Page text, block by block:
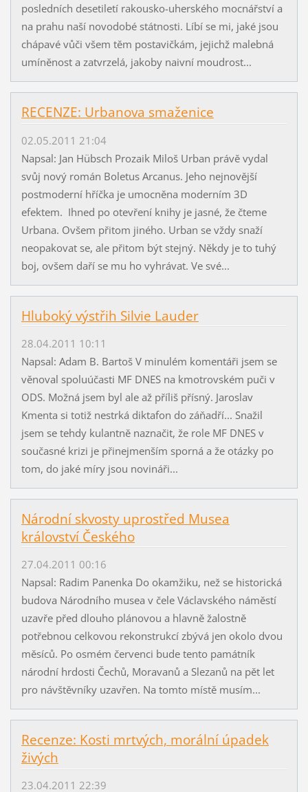
posledních desetiletí rakousko-uherského mocnářství a
na prahu naší novodobé státnosti. Líbí se mi, jaké jsou
chápavé vůči všem těm postavičkám, jejichž malebná
umíněnost a zatvrzelá, jakoby naivní moudrost...
RECENZE: Urbanova smaženice
02.05.2011 21:04
Napsal: Jan Hübsch Prozaik Miloš Urban právě vydal
svůj nový román Boletus Arcanus. Jeho nejnovější
postmoderní hříčka je umocněna moderním 3D
efektem. Ihned po otevření knihy je jasné, že čteme
Urbana. Ovšem přitom jiného. Urban se vždy snaží
neopakovat se, ale přitom být stejný. Někdy je to tuhý
boj, ovšem daří se mu ho vyhrávat. Ve své...
Hluboký výstřih Silvie Lauder
28.04.2011 10:11
Napsal: Adam B. Bartoš V minulém komentáři jsem se
věnoval spoluúčasti MF DNES na kmotrovském puči v
ODS. Možná jsem byl ale až příliš přísný. Jaroslav
Kmenta si totiž nestrká diktafon do záňadří... Snažil
jsem se tehdy kulantně naznačit, že role MF DNES v
současné krizi je přinejmenším sporná a že otázky po
tom, do jaké míry jsou novináři...
Národní skvosty uprostřed Musea
království Českého
27.04.2011 00:16
Napsal: Radim Panenka Do okamžiku, než se historická
budova Národního musea v čele Václavského náměstí
uzavře před dlouho plánovou a hlavně žalostně
potřebnou celkovou rekonstrukcí zbývá jen okolo dvou
měsíců. Po osmém červenci bude tento památník
národní hrdosti Čechů, Moravanů a Slezanů na pět let
pro návštěvníky uzavřen. Na tomto místě musím...
Recenze: Kosti mrtvých, morální úpadek
živých
23.04.2011 22:39